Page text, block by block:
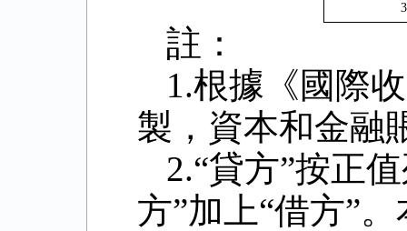
註：
1.根據《國際
製，資本和金融
2.“貸方”按正
方”加上“借方”